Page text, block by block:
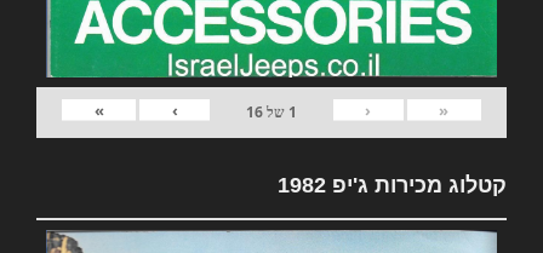
«
‹
1 של16
›
»
קטלוג מכירות ג'יפ 1982